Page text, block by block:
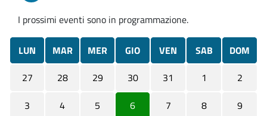
I prossimi eventi sono in programmazione.
LUN MAR MER GIO VEN SAB
DOM
27
28 29 30 31 1
2
3
4 5 6 7 8 9